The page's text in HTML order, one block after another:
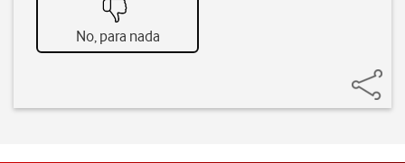
No, para nada